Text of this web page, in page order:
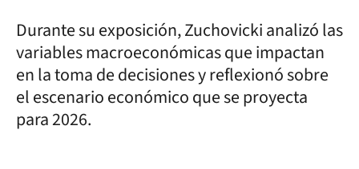
Durante su exposición, Zuchovicki analizó las
variables macroeconómicas que impactan
en la toma de decisiones y reflexionó sobre
el escenario económico que se proyecta
para 2026.